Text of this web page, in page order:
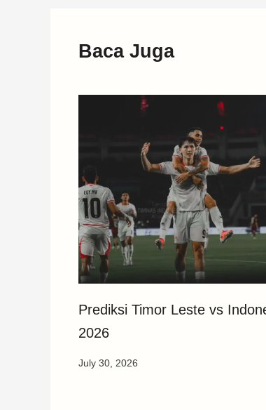
Baca Juga
Prediksi Timor Leste vs
2026
July 30, 2026